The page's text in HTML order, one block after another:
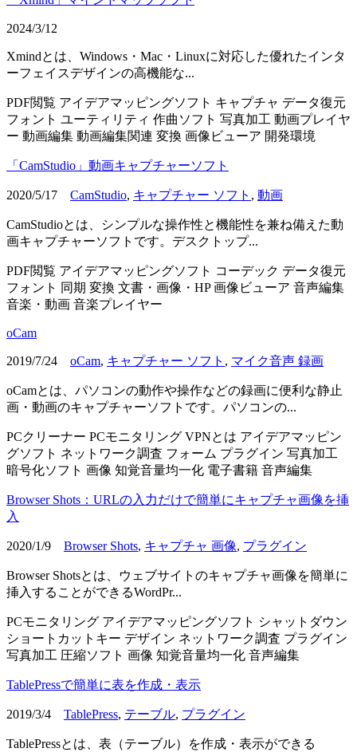
2024/3/12
Xmindとは、Windows・Mac・Linuxに対応した優れたインタ
ーフェイスデザインの高機能な...
PDF閲覧 アイデアマッピングソフト キャプチャ データ復元
フォント ユーティリティ 作曲ソフト 写真加工 動画プレイヤ
ー 動画編集 動画編集関連 変換 画像ビューア 開発環境
「CamStudio」動画キャプチャーソフト
2020/5/17 CamStudio, キャプチャー ソフト , 動画
CamStudioとは、シンプルな操作性と機能性を兼ね備えた動
画キャプチャーソフトです。デスクトップ...
PDF閲覧 アイデアマッピングソフト コーデック データ復元
フォント
同期 変換 文書・画像・HP 画像ビューア 音声編集
音楽・動画 音楽プレイヤー
oCam
2019/7/24 oCam, キャプチャー ソフト , マイク音声 録画
oCamとは、パソコンの動作や操作などの録画に便利な静止
画・動画のキャプチャーソフトです。パソコンの...
PCクリーナー PCモニタリング VPNとは アイデアマッピン
グソフト ネットワーク調査 フォーム プラグイン 写真加工
暗号化ソフト 画像 知覚音量均一化 電子書籍 音声編集
Browser Shots：URLの入力だけで簡単にキャプチャ画像を挿
入
2020/1/9 Browser Shots, キャプチャ 画像, プラグイン
Browser Shotsとは、ウェブサイトのキャプチャ画像を簡単に
挿入することができるWordPr...
PCモニタリング アイデアマッピングソフト シャットダウン
ショートカットキー デザイン ネットワーク調査 プラグイン
写真加工 圧縮ソフト 画像 知覚音量均一化 音声編集
TablePressで簡単に表を作成・表示
2019/3/4 TablePress, テーブル, プラグイン
TablePressとは、表（テーブル）を作成・表示ができる